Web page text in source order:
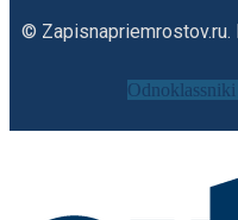
©
Odnoklassniki